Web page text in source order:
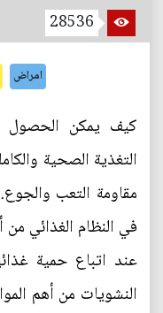
28536
امراض
كيف يمكن الحصول
التغذية الصحية
مقاومة التعب
في النظام الغذائي
عند اتباع حمية
النشويات من أهم